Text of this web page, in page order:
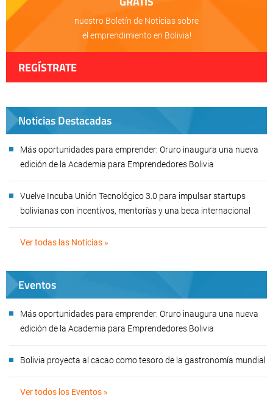
nuestro Boletín de Noticias sobre
el emprendimiento en Bolivia!
REGÍSTRATE
Noticias Destacadas
Más oportunidades para emprender: Oruro inaugura una nueva
edición de la Academia para Emprendedores Bolivia
Vuelve Incuba Unión Tecnológico 3.0 para impulsar startups
bolivianas con incentivos, mentorías y una beca internacional
Ver todas las Noticias »
Eventos
Más oportunidades para emprender: Oruro inaugura una nueva
edición de la Academia para Emprendedores Bolivia
Bolivia proyecta al cacao como tesoro de la gastronomía mundial
Ver todos los Eventos »